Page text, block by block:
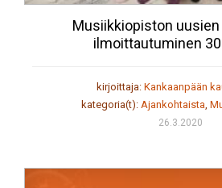
Musiikkiopiston uusien
ilmoittautuminen
kirjoittaja: Kankaanpään
kategoria(t): Ajankohtaista,
26.3.2020